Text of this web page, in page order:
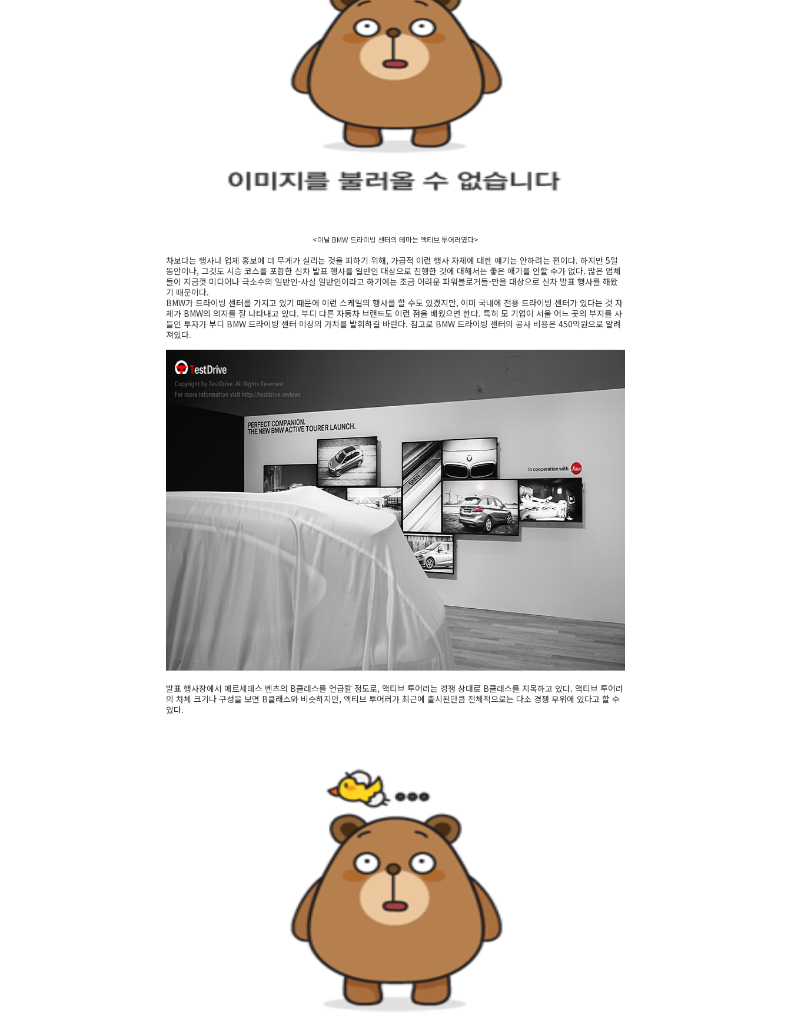
<이날 BMW 드라이빙 센터의 테마는 액티브 투어러였다>
차보다는 행사나 업체 홍보에 더 무게가 실리는 것을 피하기 위해, 가급적 이런 행사 자체에 대한 얘기는 안하려는 편이다. 하지만 5일
동안이나, 그것도 시승 코스를 포함한 신차 발표 행사를 일반인 대상으로 진행한 것에 대해서는 좋은 애기를 안할 수가 없다. 많은 업체
들이 지금껏 미디어나 극소수의 일반인-사실 일반인이라고 하기에는 조금 어려운 파워블로거들-만을 대상으로 신차 발표 행사를 해왔
기 때문이다.
BMW가 드라이빙 센터를 가지고 있기 때문에 이런 스케일의 행사를 할 수도 있겠지만, 이미 국내에 전용 드라이빙 센터가 있다는 것 자
체가 BMW의 의지를 잘 나타내고 있다. 부디 다른 자동차 브랜드도 이런 점을 배웠으면 한다. 특히 모 기업이 서울 어느 곳의 부지를 사
들인 투자가 부디 BMW 드라이빙 센터 이상의 가치를 발휘하길 바란다. 참고로 BMW 드라이빙 센터의 공사 비용은 450억원으로 알려
져있다.
발표 행사장에서 메르세데스 벤츠의 B클래스를 언급할 정도로, 액티브 투어러는 경쟁 상대로 B클래스를 지목하고 있다. 액티브 투어러
의 차체 크기나 구성을 보면 B클래스와 비슷하지만, 액티브 투어러가 최근에 출시된만큼 전체적으로는 다소 경쟁 우위에 있다고 할 수
있다.